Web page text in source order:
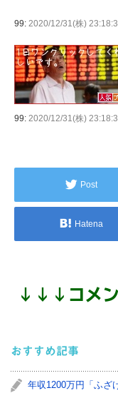
99: 2020/12/31(株)
99: 2020/12/31(株)
Post
Hatena
↓ ↓ ↓ コメ
おすすめ記事
年収1200万円「ふざ